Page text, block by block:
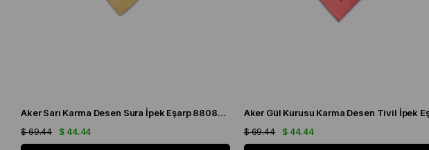
Aker Sarı Karma Desen Sura İpek Eşarp 8808701 - 361
$ 44.44
$ 69.44 $ 44.44
$ 69.44